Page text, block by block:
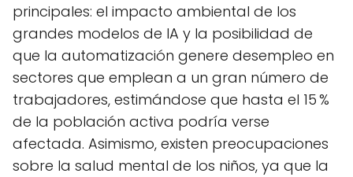
principales: el impacto ambiental de los
grandes modelos de IA y la posibilidad de
que la automatización genere desempleo en
sectores que emplean a un gran número de
trabajadores, estimándose que hasta el 15 %
de la población activa podría verse
afectada. Asimismo, existen preocupaciones
sobre la salud mental de los niños, ya que la